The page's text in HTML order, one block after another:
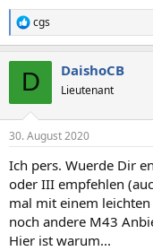
R
e
e
:
cgs
D DaishoCB
Lieutenant
30. August 2020
Ich pers. Wuerde Dir
oder III empfehlen
mal mit einem
noch andere M43
Hier ist warum...